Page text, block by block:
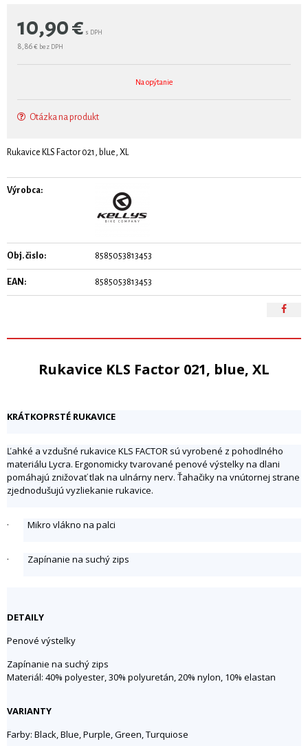
10,90€ s DPH
8,86 € bez DPH
Na opýtanie
Otázka na produkt
Rukavice KLS Factor 021, blue, XL
Výrobca:
Obj. čislo: 8585053813453
EAN: 8585053813453
Rukavice KLS Factor 021, blue, XL
KRÁTKOPRSTÉ RUKAVICE
Ľahké a vzdušné rukavice KLS FACTOR sú vyrobené z pohodlného
materiálu Lycra. Ergonomicky tvarované penové výstelky na dlani
pomáhajú znižovať tlak na ulnárny nerv. Ťahačiky na vnútornej strane
zjednodušujú vyzliekanie rukavice.
· Mikro vlákno na palci
· Zapínanie na suchý zips
DETAILY
Penové výstelky
Zapínanie na suchý zips
Materiál: 40% polyester, 30% polyuretán, 20% nylon, 10% elastan
VARIANTY
Farby: Black, Blue, Purple, Green, Turquiose